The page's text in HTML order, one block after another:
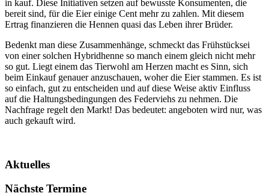
in kauf. Diese Initiativen setzen auf bewusste Konsumenten, die
bereit sind, für die Eier einige Cent mehr zu zahlen. Mit diesem
Ertrag finanzieren die Hennen quasi das Leben ihrer Brüder.
Bedenkt man diese Zusammenhänge, schmeckt das Frühstücksei
von einer solchen Hybridhenne so manch einem gleich nicht mehr
so gut. Liegt einem das Tierwohl am Herzen macht es Sinn, sich
beim Einkauf genauer anzuschauen, woher die Eier stammen. Es ist
so einfach, gut zu entscheiden und auf diese Weise aktiv Einfluss
auf die Haltungsbedingungen des Federviehs zu nehmen. Die
Nachfrage regelt den Markt! Das bedeutet: angeboten wird nur, was
auch gekauft wird.
Aktuelles
Nächste Termine